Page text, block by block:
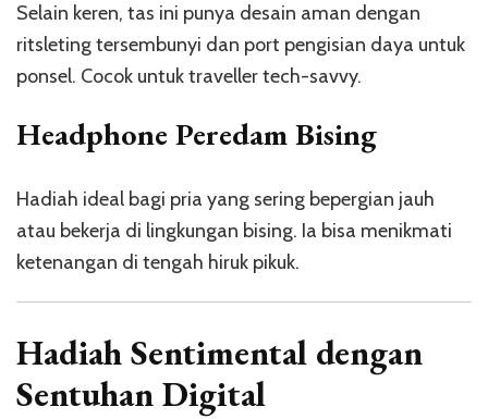
Selain keren, tas ini punya desain aman dengan
ritsleting tersembunyi dan port pengisian daya untuk
ponsel. Cocok untuk traveller tech-savvy.
Headphone Peredam Bising
Hadiah ideal bagi pria yang sering bepergian jauh
atau bekerja di lingkungan bising. Ia bisa menikmati
ketenangan di tengah hiruk pikuk.
Hadiah Sentimental dengan
Sentuhan Digital